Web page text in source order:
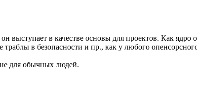
выступает в качестве основы для проектов. Как
траблы в безопасности и пр., как у любого
для обычных людей.